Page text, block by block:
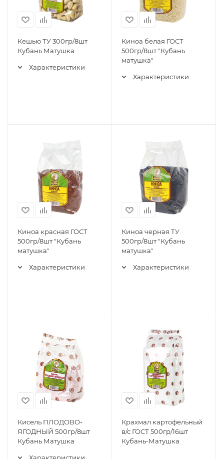
Кешью ТУ 300гр/8шт
Кубань Матушка
Характеристики
Киноа белая ГОСТ
500гр/8шт "Кубань
матушка"
Характеристики
Киноа красная ГОСТ
500гр/8шт "Кубань
матушка"
Характеристики
Киноа черная ТУ
500гр/8шт "Кубань
матушка"
Характеристики
Кисель ПЛОДОВО-
ЯГОДНЫЙ 500гр/8шт
Кубань Матушка
Крахмал картофельный
в/с ГОСТ 500гр/16шт
Кубань-Матушка